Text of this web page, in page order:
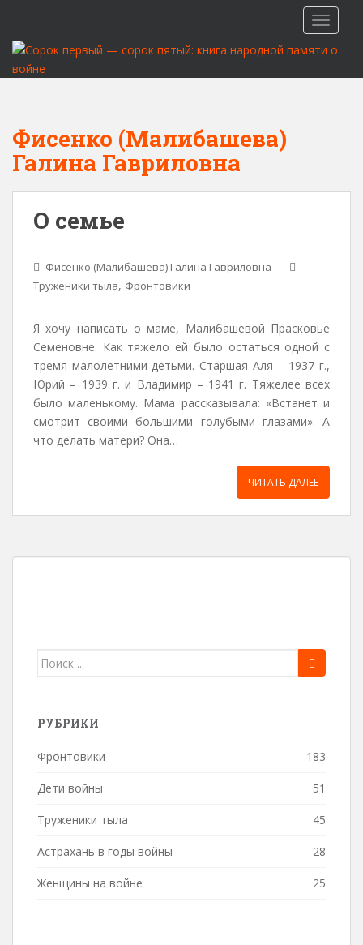
t
Фисенко (Малибашева)
Галина Гавриловна
О семье
Фисенко (Малибашева) Галина Гавриловна
Труженики тыла, Фронтовики
Я хочу написать о маме, Малибашевой Прасковье
Семеновне. Как тяжело ей было остаться одной с
тремя малолетними детьми. Старшая Аля – 1937 г.,
Юрий – 1939 г. и Владимир – 1941 г. Тяжелее всех
было маленькому. Мама рассказывала: «Встанет и
смотрит своими большими голубыми глазами». А
что делать матери? Она…
ЧИТАТЬ ДАЛЕЕ
Поиск
РУБРИКИ
Фронтовики 183
Дети войны 51
Труженики тыла 45
Астрахань в годы войны 28
Женщины на войне 25